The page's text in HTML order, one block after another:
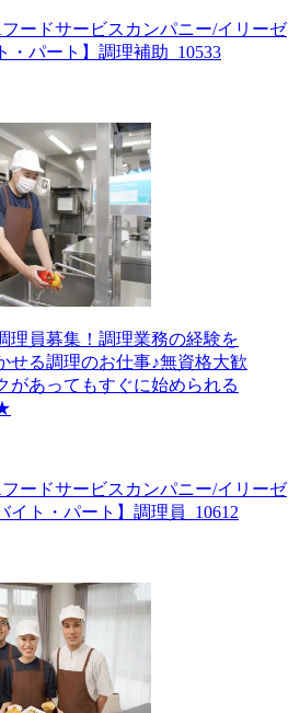
ードサービスカンパニー/イリーゼ
・パート】調理補助_10533
理員募集！調理業務の経験を
せる調理のお仕事♪無資格大歓
があってもすぐに始められる
ードサービスカンパニー/イリーゼ
イト・パート】調理員_10612